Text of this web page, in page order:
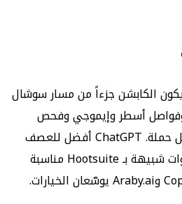
الكابشن جزءاً من مسار سوشال
أسطر وإيموجي وفحص
لهجات وبريف مؤثرين وبدائل حملة. ChatGPT أفضل للعصف
الذهني المرن. Canva وأدوات شبيهة بـ Hootsuite مناسبة